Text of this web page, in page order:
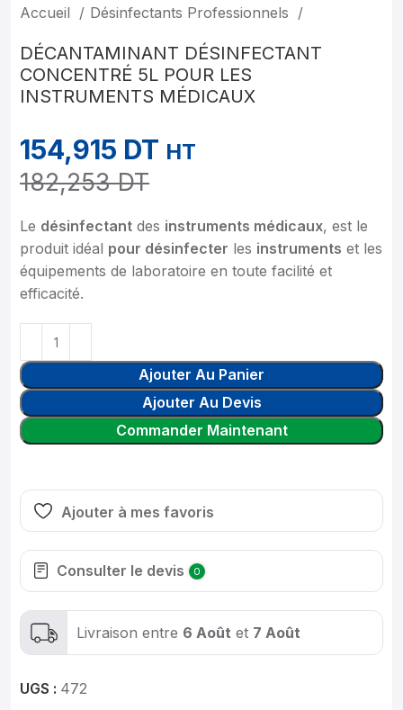
Accueil Désinfectants Professionnels
DÉCANTAMINANT DÉSINFECTANT
CONCENTRÉ 5L POUR LES
INSTRUMENTS MÉDICAUX
154,915 DT HT
182,253DT
Le désinfectant des instruments médicaux, est le
produit idéal pour désinfecter les instruments et les
équipements de laboratoire en toute facilité et
efficacité.
Ajouter Au Panier
Ajouter Au Devis
Commander Maintenant
Ajouter à mes favoris
Consulter le devis 0
Livraison entre 6 Août et 7 Août
UGS : 472